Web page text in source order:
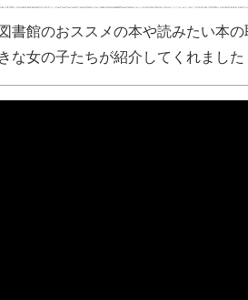
書館のおススメの本や読みたい本
な女の子たちが紹介してくれました